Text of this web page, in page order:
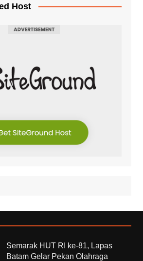
Host
Semarak HUT RI ke-81, Lapas
Batam Gelar Pekan Olahraga